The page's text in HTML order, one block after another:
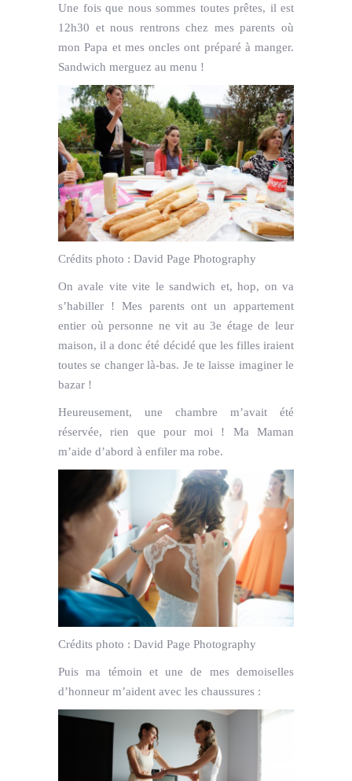
Une fois que nous sommes toutes prêtes, il est
12h30 et nous rentrons chez mes parents où
mon Papa et mes oncles ont préparé à manger.
Sandwich merguez au menu !
Crédits photo : David Page Photography
On avale vite vite le sandwich et, hop, on va
s’habiller ! Mes parents ont un appartement
entier où personne ne vit au 3e étage de leur
maison, il a donc été décidé que les filles iraient
toutes se changer là-bas. Je te laisse imaginer le
bazar !
Heureusement, une chambre m’avait été
réservée, rien que pour moi ! Ma Maman
m’aide d’abord à enfiler ma robe.
Crédits photo : David Page Photography
Puis ma témoin et une de mes demoiselles
d’honneur m’aident avec les chaussures :